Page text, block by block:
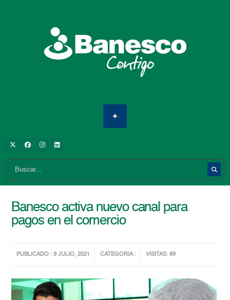
Banesco activa nuevo canal para
pagos en el comercio
PUBLICADO : 9 JULIO, 2021 CATEGORIA : VISITAS: 89